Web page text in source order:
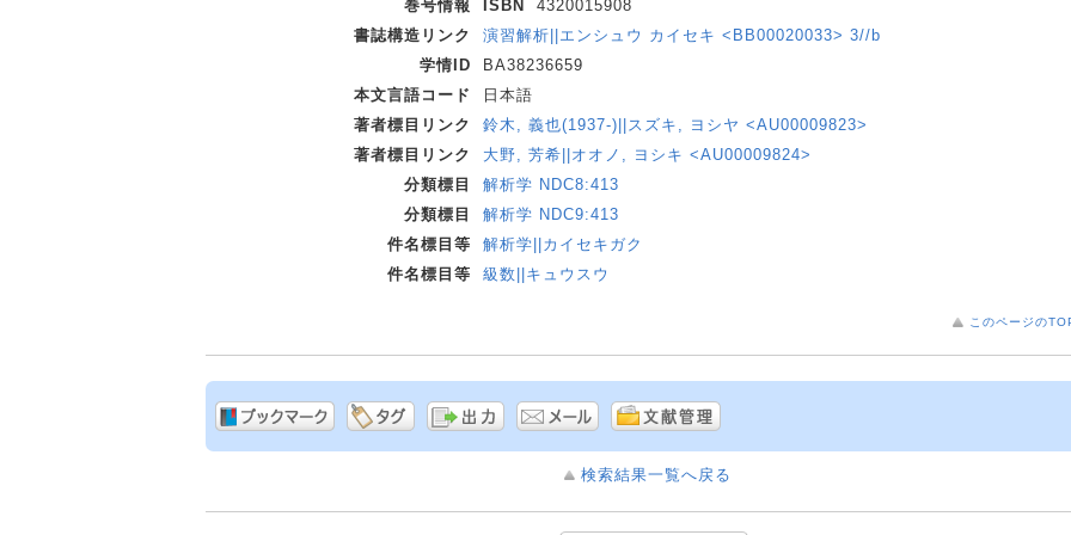
巻号情報 ISBN
4320015908
書誌構造リンク
演習解析||エンシュウ カイセキ <BB00020033> 3//b
学情ID
BA38236659
本文言語コード
日本語
著者標目リンク
鈴木, 義也(1937-)||スズキ, ヨシヤ <AU00009823>
著者標目リンク
大野, 芳希||オオノ, ヨシキ <AU00009824>
分類標目
解析学 NDC8:413
分類標目
解析学 NDC9:413
件名標目等
解析学||カイセキガク
件名標目等
級数||キュウスウ
このページの
検索結果一覧へ戻る